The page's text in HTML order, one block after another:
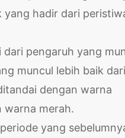
yang hadir dari
pengaruh yang
muncul lebih baik dari
dengan warna
warna merah.
yang